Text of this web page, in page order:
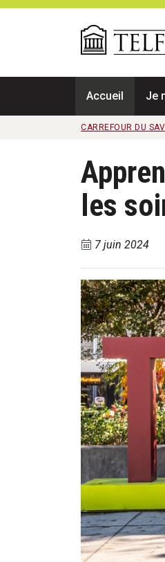
Passer au contenu principal
Accueil Je
CARREFOUR DU
les
7 juin 2024